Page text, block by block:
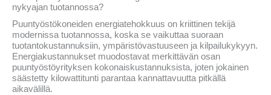
nykyajan tuotannossa?
Puuntyöstökoneiden energiatehokkuus on kriittinen tekijä
modernissa tuotannossa, koska se vaikuttaa suoraan
tuotantokustannuksiin, ympäristövastuuseen ja kilpailukykyyn.
Energiakustannukset muodostavat merkittävän osan
puuntyöstöyrityksen kokonaiskustannuksista, joten jokainen
säästetty kilowattitunti parantaa kannattavuutta pitkällä
aikavälillä.